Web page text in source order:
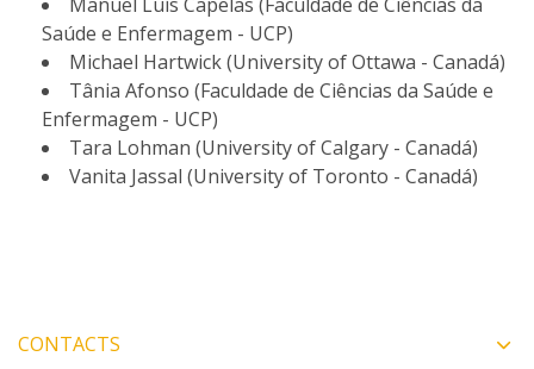
Saúde e Enfermagem - UCP)
Michael Hartwick (University of Ottawa - Canadá)
Tânia Afonso (Faculdade de Ciências da Saúde e
Enfermagem - UCP)
Tara Lohman (University of Calgary - Canadá)
Vanita Jassal (University of Toronto - Canadá)
CONTACTS